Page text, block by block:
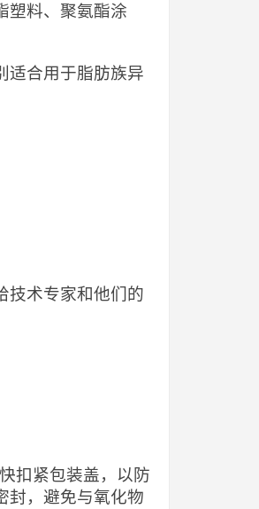
塑料、聚氨酯涂
适合用于脂肪族异
技术专家和他们的
扣紧包装盖，以防
封，避免与氧化物